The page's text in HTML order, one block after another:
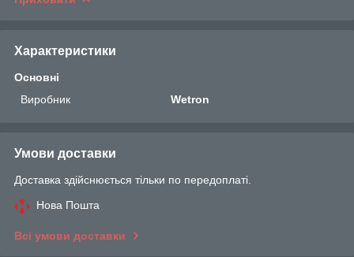
Характеристики
Основні
Виробник
Wetron
Умови доставки
Доставка здійснюється тільки по передоплаті.
Нова Пошта
Всі умови доставки